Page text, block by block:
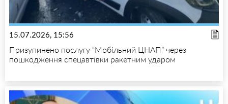
15.07.2026, 15:56
Призупинено послугу “Мобільний ЦНАП” через
пошкодження спецавтівки ракетним ударом